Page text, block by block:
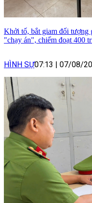
Khởi tố, bắt giam đối tượng
"chạy án", chiếm đoạt 400
HÌNH SỰ07:13 | 07/08/